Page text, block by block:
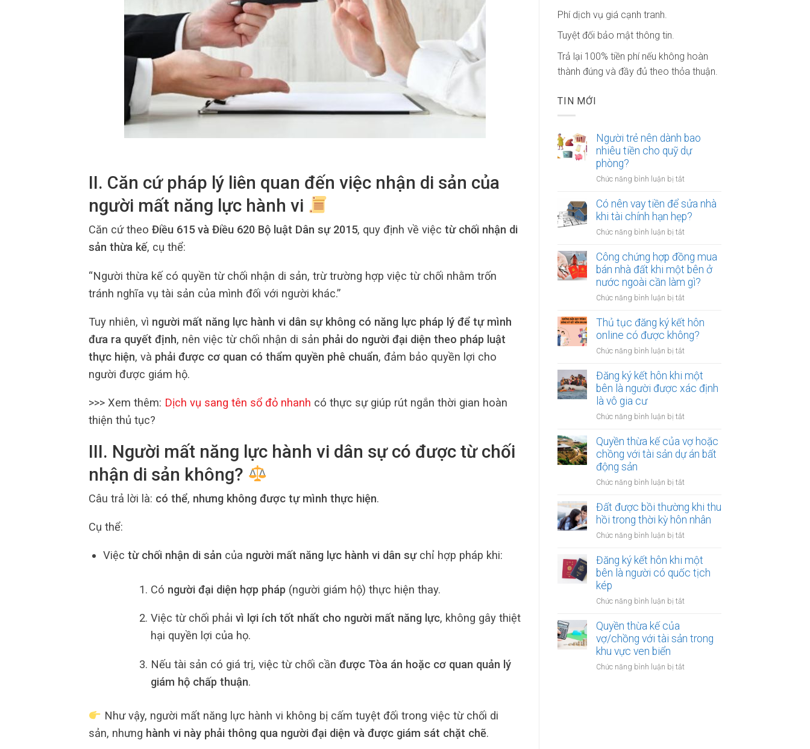
II. Căn cứ pháp lý liên quan đến việc nhận di sản của
người mất năng lực hành vi
Căn cứ theo Điều 615 và Điều 620 Bộ luật Dân sự 2015, quy định về việc từ chối nhận di
sản thừa kế, cụ thể:
“Người thừa kế có quyền từ chối nhận di sản, trừ trường hợp việc từ chối nhằm trốn
tránh nghĩa vụ tài sản của mình đối với người khác.”
Tuy nhiên, vì người mất năng lực hành vi dân sự không có năng lực pháp lý để tự mình
đưa ra quyết định, nên việc từ chối nhận di sản phải do người đại diện theo pháp luật
thực hiện, và phải được cơ quan có thẩm quyền phê chuẩn, đảm bảo quyền lợi cho
người được giám hộ.
>>> Xem thêm: Dịch vụ sang tên sổ đỏ nhanh có thực sự giúp rút ngắn thời gian hoàn
thiện thủ tục?
III. Người mất năng lực hành vi dân sự có được từ chối
nhận di sản không?
Câu trả lời là: có thể, nhưng không được tự mình thực hiện.
Cụ thể:
Việc từ chối nhận di sản của người mất năng lực hành vi dân sựchỉ hợp pháp khi:
Có người đại diện hợp pháp (người giám hộ) thực hiện thay.
Việc từ chối phải vì lợi ích tốt nhất cho người mất năng lực, không gây thiệt
hại quyền lợi của họ.
Nếu tài sản có giá trị, việc từ chối cần được Tòa án hoặc cơ quan quản lý
giám hộ chấp thuận.
Như vậy, người mất năng lực hành vi không bị cấm tuyệt đối trong việc từ chối di
sản, nhưng hành vi này phải thông qua người đại diện và được giám sát chặt chẽ.
Phí dịch vụ giá cạnh tranh.
Tuyệt đối bảo mật thông tin.
Trả lại 100% tiền phí nếu không hoàn
thành đúng và đầy đủ theo thỏa thuận.
TIN MỚI
Người trẻ nên dành bao
nhiêu tiền cho quỹ dự
phòng?
Chức năng bình luận bị tắt
trẻ
nên
bao
tiền
cho
quỹ
Có nên vay tiền để sửa nhà
khi tài chính hạn hẹp?
Chức năng bình luận bị tắt
nên
vay
tiền
để
sửa
khi
tài
Công chứng hợp đồng mua
bán nhà đất khi một bên ở
nước ngoài cần làm gì?
Chức năng bình luận bị tắt
chứng
hợp
đồng
mua
nhà
đất
nước
ngoài
Thủ tục đăng ký kết hôn
online có được không?
Chức năng bình luận bị tắt
tục
đăng
hôn
có
được
Đăng ký kết hôn khi một
bên là người được xác định
là vô gia cư
Chức năng bình luận bị tắt
ký
kết
một
là
người
là
vô
Quyền thừa kế của vợ hoặc
chồng với tài sản dự án bất
động sản
Chức năng bình luận bị tắt
thừa
kế
vợ
chồng
với
động
Đất được bồi thường khi thu
hồi trong thời kỳ hôn nhân
Chức năng bình luận bị tắt
được
bồi
thường
thu
thời
Đăng ký kết hôn khi một
bên là người có quốc tịch
kép
Chức năng bình luận bị tắt
kết
một
Quyền thừa kế của
vợ/chồng với tài sản trong
khu vực ven biển
Chức năng bình luận bị tắt